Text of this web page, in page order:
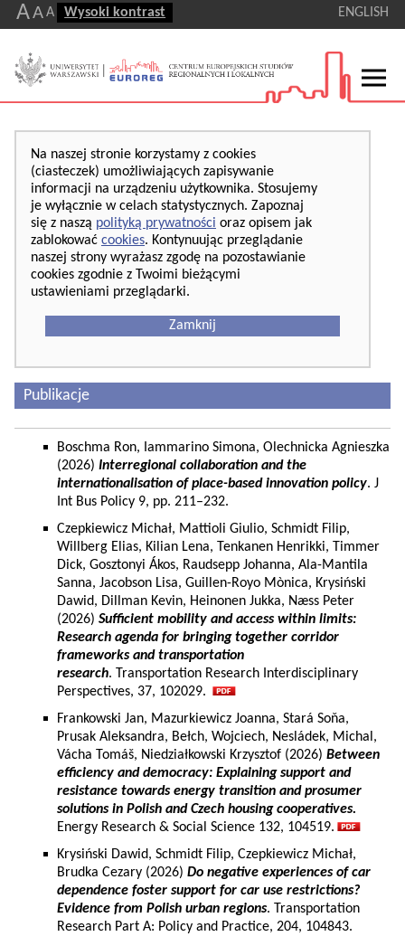
AA A Wysoki kontrast ENGLISH
Na naszej stronie korzystamy z cookies
(ciasteczek) umożliwiających zapisywanie
informacji na urządzeniu użytkownika. Stosujemy
je wyłącznie w celach statystycznych. Zapoznaj
się z naszą polityką prywatności oraz opisem jak
zablokować cookies. Kontynuując przeglądanie
naszej strony wyrażasz zgodę na pozostawianie
cookies zgodnie z Twoimi bieżącymi
ustawieniami przeglądarki.
Zamknij
Publikacje
Boschma Ron, Iammarino Simona, Olechnicka Agnieszka
(2026) Interregional collaboration and the
internationalisation of place-based innovation policy. J
Int Bus Policy 9, pp. 211–232.
Czepkiewicz Michał, Mattioli Giulio, Schmidt Filip,
Willberg Elias, Kilian Lena, Tenkanen Henrikki, Timmer
Dick, Gosztonyi Ákos, Raudsepp Johanna, Ala-Mantila
Sanna, Jacobson Lisa, Guillen-Royo Mònica, Krysiński
Dawid, Dillman Kevin, Heinonen Jukka, Næss Peter
(2026) Sufficient mobility and access within limits:
Research agenda for bringing together corridor
frameworks and transportation
research. Transportation Research Interdisciplinary
Perspectives, 37, 102029.
Frankowski Jan, Mazurkiewicz Joanna, Stará Soňa,
Prusak Aleksandra, Bełch, Wojciech, Nesládek, Michal,
Vácha Tomáš, Niedziałkowski Krzysztof (2026) Between
efficiency and democracy: Explaining support and
resistance towards energy transition and prosumer
solutions in Polish and Czech housing cooperatives.
Energy Research & Social Science 132, 104519.
Krysiński Dawid, Schmidt Filip, Czepkiewicz Michał,
Brudka Cezary (2026) Do negative experiences of car
dependence foster support for car use restrictions?
Evidence from Polish urban regions. Transportation
Research Part A: Policy and Practice, 204, 104843.